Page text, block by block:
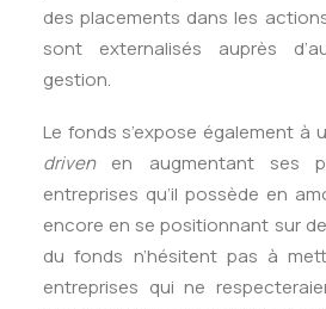
des placements dans les
sont externalisés auprès
gestion.
Le fonds s’expose également à
drivenen augmentant ses
entreprises qu’il possède en
encore en se positionnant sur
du fonds n’hésitent pas à
entreprises qui ne